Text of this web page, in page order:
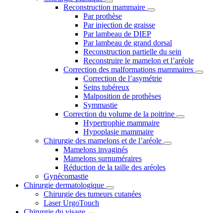
Reconstruction mammaire
Par prothèse
Par injection de graisse
Par lambeau de DIEP
Par lambeau de grand dorsal
Reconstruction partielle du sein
Reconstruire le mamelon et l’aréole
Correction des malformations mammaires
Correction de l’asymétrie
Seins tubéreux
Malposition de prothèses
Symmastie
Correction du volume de la poitrine
Hypertrophie mammaire
Hypoplasie mammaire
Chirurgie des mamelons et de l’aréole
Mamelons invaginés
Mamelons surnuméraires
Réduction de la taille des aréoles
Gynécomastie
Chirurgie dermatologique
Chirurgie des tumeurs cutanées
Laser UrgoTouch